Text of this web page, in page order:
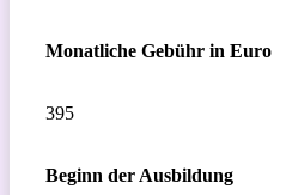
Monatliche Gebühr in Euro
395
Beginn der Ausbildung